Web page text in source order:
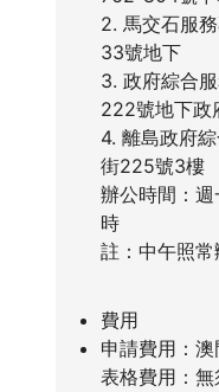
2. 馬交石服
33號地下
3. 政府綜合
222號地下政
4. 離島政府
街225號3樓
辦公時間：
時
註：中午照常
費用
申請費用：
表格費用：